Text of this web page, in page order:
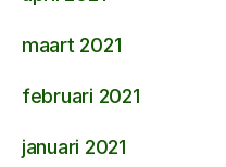
maart 2021
februari 2021
januari 2021